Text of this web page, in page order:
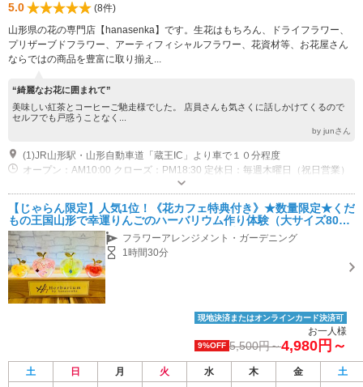
5.0
(8件)
山形県の花の専門店【hanasenka】です。生花はもちろん、ドライフラワー、
プリザーブドフラワー、アーティフィシャルフラワー、花資材等、お花屋さん
ならではの商品を豊富に取り揃え...
“綺麗なお花に囲まれて”
美味しい紅茶とコーヒーご馳走様でした。 店員さんも気さくに話しかけてくるので
セルフでも戸惑うことなく...
by junさん
(1)JR山形駅・山形自動車道「蔵王IC」より車で１０分程度
オープン：AM10:00 クローズ：PM18:30 定休日：毎週木曜日（祝日営業）
【じゃらん限定】人気1位！《花カフェ特典付き》★数量限定★くだ
もの王国山形で幸運りんごのハーバリウム作り体験（大サイズ80×6
6mm）★店内カフェで好きなコーヒー・お茶を楽しみながら作れま
す♪
フラワーアレンジメント・ガーデニング
1時間30分
現地決済またはオンラインカード決済可
お一人様
9%OFF 5,500円～4,980円～
土 日 月 火 水 木 金
土